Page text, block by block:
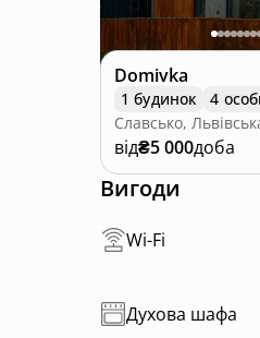
Domivka
1 будинок
4
Славсько,
від₴5 000доба
Вигоди
Wi-Fi
Духова шафа